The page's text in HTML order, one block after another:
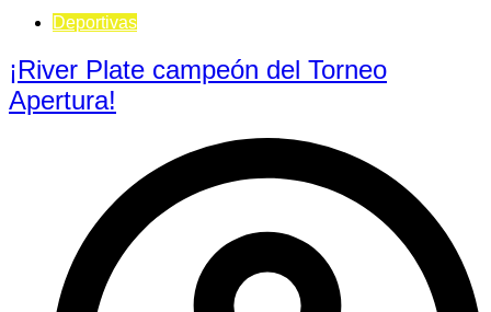
Deportivas
¡River Plate campeón del Torneo
Apertura!